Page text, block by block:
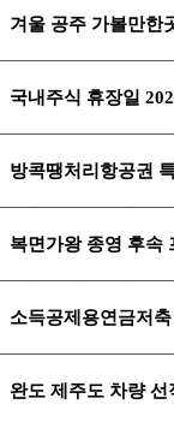
겨울 공주 가볼만한
국내주식 휴장일
방콕땡처리항공권
복면가왕 종영 후속
완도 제주도 차량